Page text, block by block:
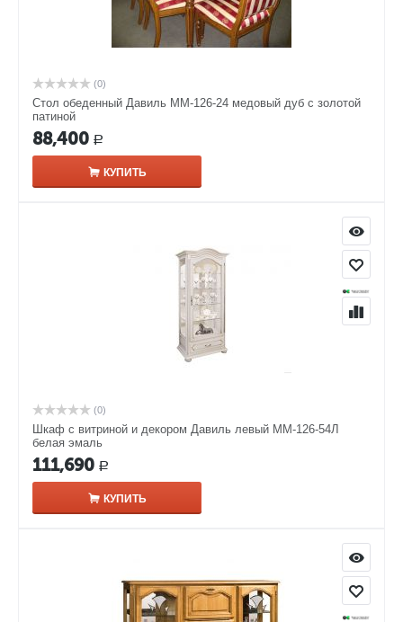
(0)
Стол обеденный Давиль ММ-126-24 медовый дуб с золотой
патиной
88,400 Р
КУПИТЬ
(0)
Шкаф с витриной и декором Давиль левый ММ-126-54Л
белая эмаль
111,690 Р
КУПИТЬ